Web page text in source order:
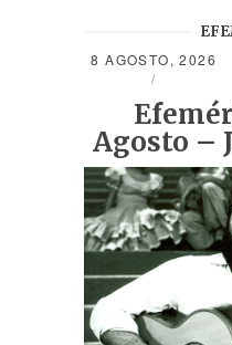
8 AGOSTO, 2026
Agosto –